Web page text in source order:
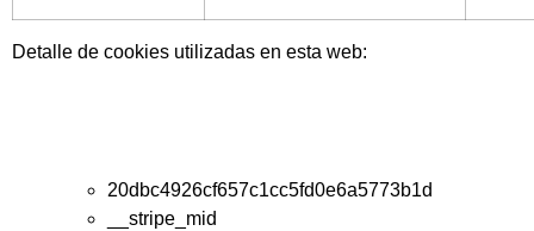
Detalle de cookies utilizadas en esta web:
20dbc4926cf657c1cc5fd0e6a5773b1d
__stripe_mid